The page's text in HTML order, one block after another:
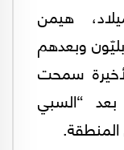
هيمن
وبعدهم
سمحت
“السبي